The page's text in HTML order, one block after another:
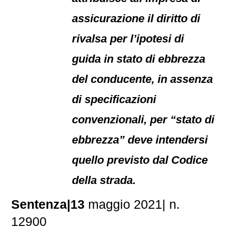
assicurazione il diritto di
rivalsa per l’ipotesi di
guida in stato di ebbrezza
del conducente, in assenza
di specificazioni
convenzionali, per “stato di
ebbrezza” deve intendersi
quello previsto dal Codice
della strada.
Sentenza|13 maggio 2021| n.
12900